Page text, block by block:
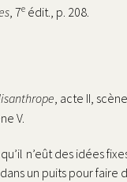
, 7e édit., p. 208.
, acte II,
V.
n’eût des idées
un puits pour